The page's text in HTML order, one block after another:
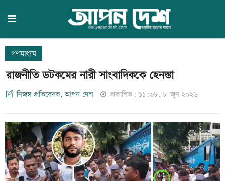
গণমাধ্যম
রাজনীতি ডটকমের নারী সাংবাদিককে হেনস্তা
নিজস্ব প্রতিবেদক, আপন দেশ প্রকাশিত: ১১:৩৮, ৮ জুন ২০২৬